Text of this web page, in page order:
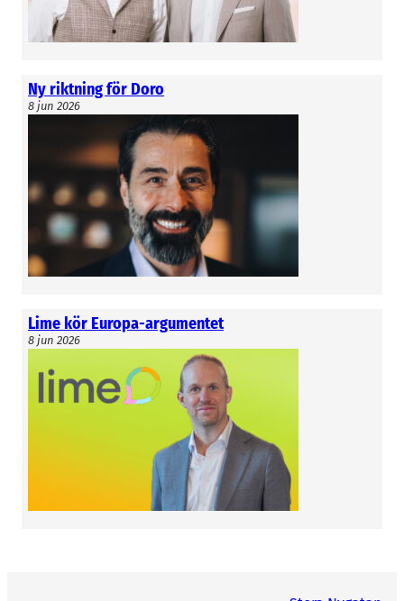
Ny riktning för Doro
8 jun 2026
Lime kör Europa-argumentet
8 jun 2026